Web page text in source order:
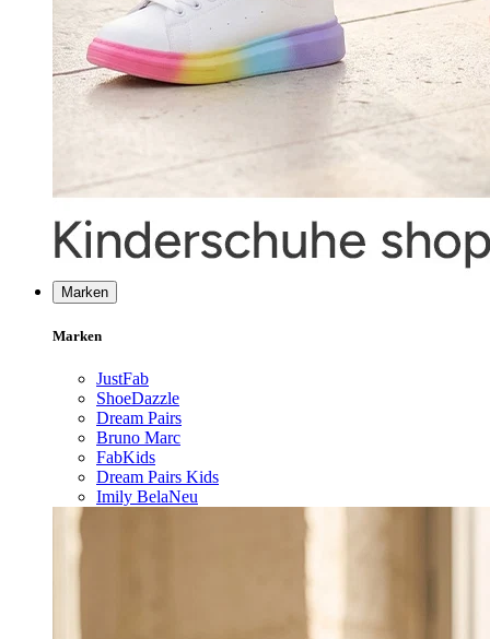
Marken
Marken
JustFab
ShoeDazzle
Dream Pairs
Bruno Marc
FabKids
Dream Pairs Kids
Imily BelaNeu